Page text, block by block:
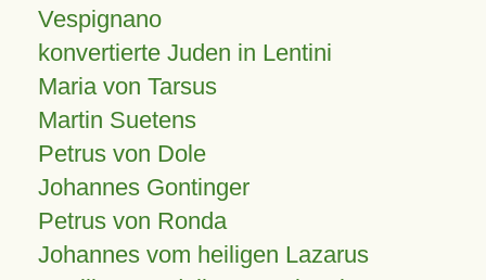
Vespignano
konvertierte Juden in Lentini
Maria von Tarsus
Martin Suetens
Petrus von Dole
Johannes Gontinger
Petrus von Ronda
Johannes vom heiligen Lazarus